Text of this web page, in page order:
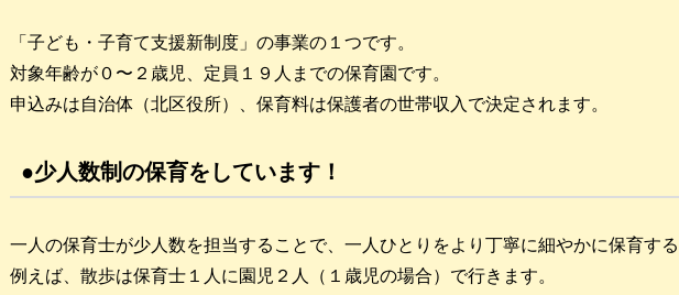
「子ども・子育て支援新制度」の事業の１つです。
対象年齢が０〜２歳児、定員１９人までの保育園です。
申込みは自治体（北区役所）、保育料は保護者の世帯収入で決定されます。
●少人数制の保育をしています！
一人の保育士が少人数を担当することで、一人ひとりをより丁寧に細やかに保育す
例えば、散歩は保育士１人に園児２人（１歳児の場合）で行きます。